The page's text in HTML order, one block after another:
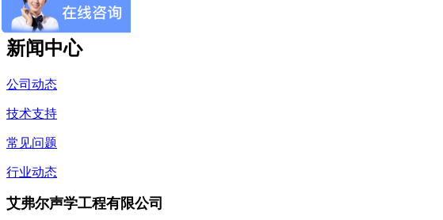
新闻中心
公司动态
技术支持
常见问题
行业动态
艾弗尔声学工程有限公司